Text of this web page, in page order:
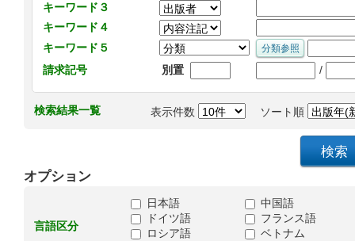
キーワード３
キーワード４
キーワード５
請求記号
別置 /
検索結果一覧 表示件数 ソート順
オプション
言語区分
日本語
中国語
ドイツ語
フランス語
ロシア語
ベトナム